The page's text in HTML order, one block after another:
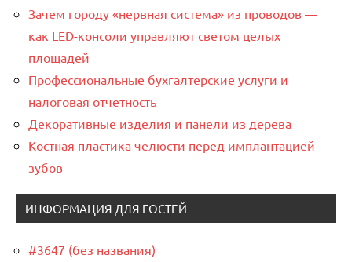
Зачем городу «нервная система» из проводов —
как LED-консоли управляют светом целых
площадей
Профессиональные бухгалтерские услуги и
налоговая отчетность
Декоративные изделия и панели из дерева
Костная пластика челюсти перед имплантацией
зубов
ИНФОРМАЦИЯ ДЛЯ ГОСТЕЙ
#3647 (без названия)